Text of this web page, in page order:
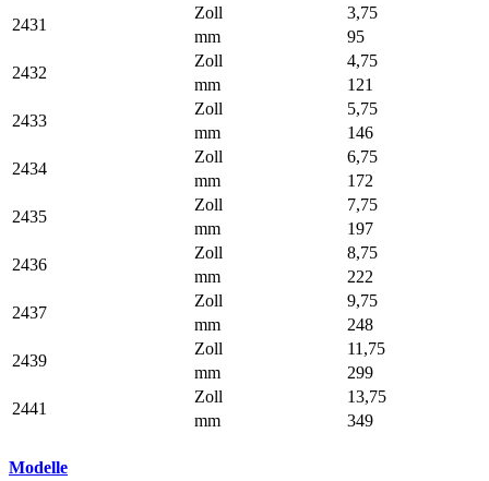
2431
Zoll
3,75
mm
95
2432
Zoll
4,75
mm
121
2433
Zoll
5,75
mm
146
2434
Zoll
6,75
mm
172
2435
Zoll
7,75
mm
197
2436
Zoll
8,75
mm
222
2437
Zoll
9,75
mm
248
2439
Zoll
11,75
mm
299
2441
Zoll
13,75
mm
349
Modelle